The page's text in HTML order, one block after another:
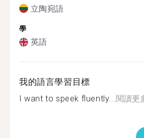
立陶宛語
學
英語
我的語言學習目標
I want to speek fluently...閱讀更